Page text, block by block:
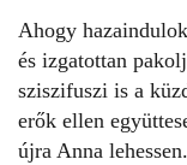
Ahogy
és izgatottan
sziszifuszi is a
erők ellen
újra Anna lehessen.